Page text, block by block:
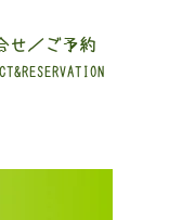
せ／ご予約